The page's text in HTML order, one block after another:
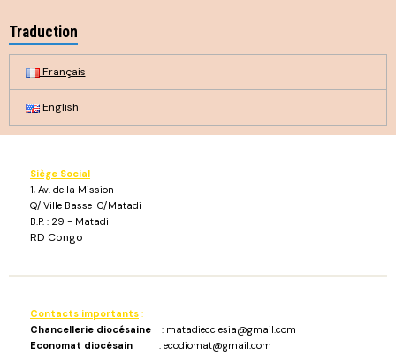
Traduction
Français
English
Siège Social
1, Av. de la Mission
Q/ Ville Basse C/Matadi
B.P. : 29 - Matadi
RD Congo
Contacts importants :
Chancellerie diocésaine : matadiecclesia@gmail.com
Economat diocésain : ecodiomat@gmail.com